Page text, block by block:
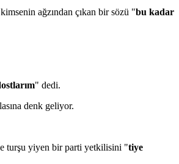
ağzından çıkan bir sözü "bu kadar
" dedi.
denk geliyor.
turşu yiyen bir parti yetkilisini "tiye